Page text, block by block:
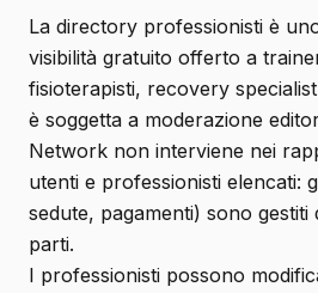
La directory professionisti è
visibilità gratuito offerto a
fisioterapisti, recovery
è soggetta a moderazione
Network non interviene nei
utenti e professionisti elencati:
sedute, pagamenti) sono gestiti
parti.
I professionisti possono